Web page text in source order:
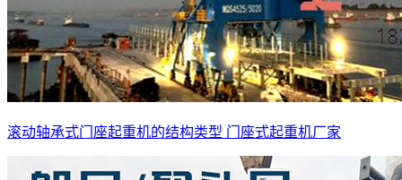
滚动轴承式门座起重机的结构类型 门座式起重机厂家